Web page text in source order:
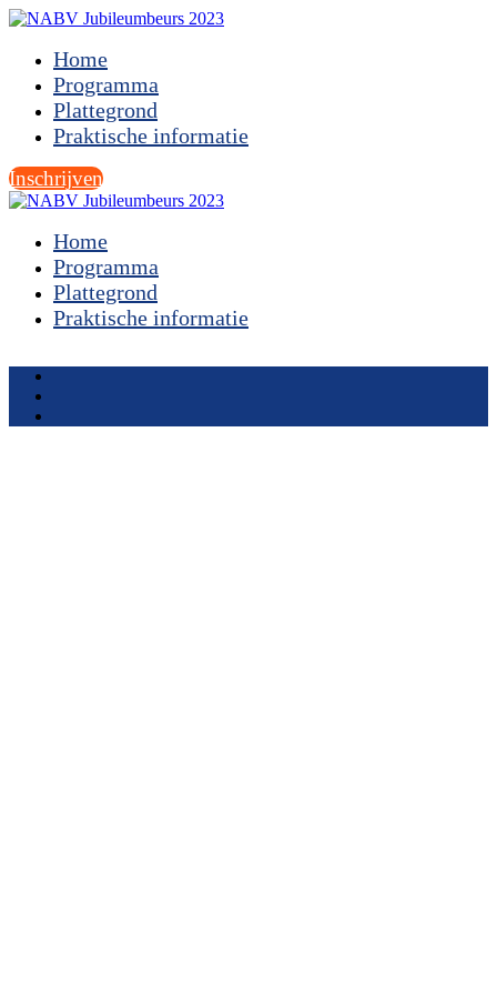
Home
Programma
Plattegrond
Praktische informatie
Inschrijven
Home
Programma
Plattegrond
Praktische informatie